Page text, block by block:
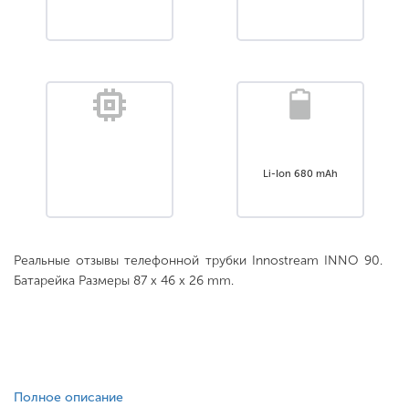
Li-Ion 680 mAh
Реальные отзывы телефонной трубки Innostream INNO 90.
Батарейка Размеры 87 x 46 x 26 mm.
Полное описание